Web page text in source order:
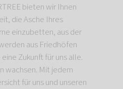
bieten wir Ihnen
die Asche Ihres
einzubetten, aus der
aus Friedhöfen
Zukunft für uns alle.
wachsen. Mit jedem
für uns und unseren